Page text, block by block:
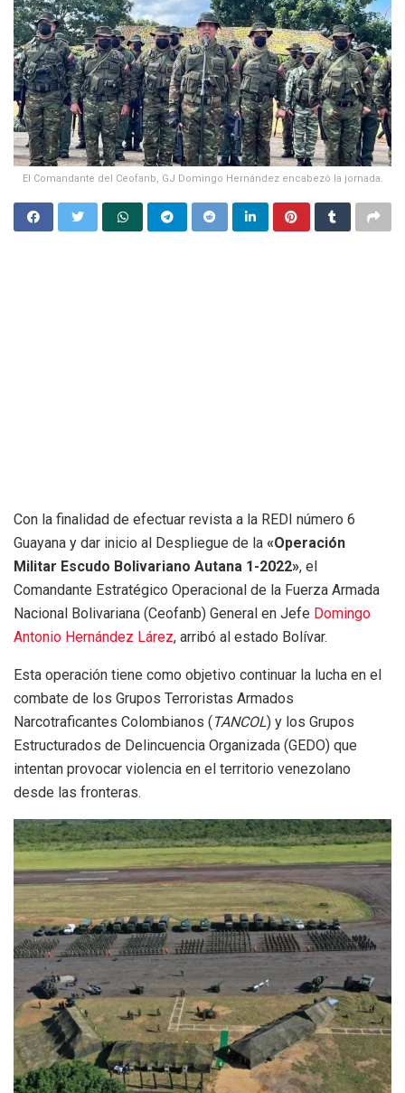
El Comandante del Ceofanb, GJ Domingo Hernández encabezó la jornada.
Con la finalidad de efectuar revista a la REDI número 6
Guayana y dar inicio al Despliegue de la «Operación
Militar Escudo Bolivariano Autana 1-2022», el
Comandante Estratégico Operacional de la Fuerza Armada
Nacional Bolivariana (Ceofanb) General en Jefe Domingo
Antonio Hernández Lárez, arribó al estado Bolívar.
Esta operación tiene como objetivo continuar la lucha en el
combate de los Grupos Terroristas Armados
Narcotraficantes Colombianos (TANCOL) y los Grupos
Estructurados de Delincuencia Organizada (GEDO) que
intentan provocar violencia en el territorio venezolano
desde las fronteras.